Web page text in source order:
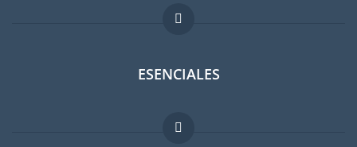
ESENCIALES
Foro para expatriados